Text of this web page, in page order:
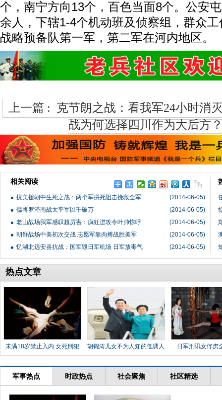
个，南宁方向13个，百色当面8个。公安
余人，下辖1-4个机动班及侦察组，群众
战略预备队第一军，第二军在河内地区。
上一篇 : 克节朗之战：看我军24小时消
战为何选择四川作为大后方
相关阅读
(2014-06-05)
抗美援朝中生死之战：两个军拼死阻击挽救全军
(2014-06-05)
儒将罗泽南战太平军以千破万
(2014-06-05)
老山战场我军感叹越厉害：疯狂进攻令叶帅惊呼
(2014-06-05)
朝鲜战场中美初次交战 志愿军靠肉搏战胜美军
(2014-06-05)
忆湖北远安县抗战：国军毁日军机场 日军放毒气
热点文章
未满18岁禁止入内 女死刑犯 胡锦涛儿女不为人知的低调人 日军刑讯女俘虏